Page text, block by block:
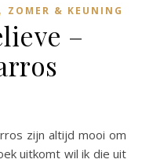
, ZOMER & KEUNING
–
uitkomt wil ik die uit